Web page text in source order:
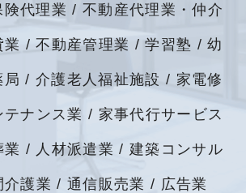
代理業 / 不動産代理業・仲介
/ 不動産管理業 / 学習塾 / 幼
/ 介護老人福祉施設 / 家電修
ナンス業 / 家事代行サービス
/ 人材派遣業 / 建築コンサル
介護業 / 通信販売業 / 広告業